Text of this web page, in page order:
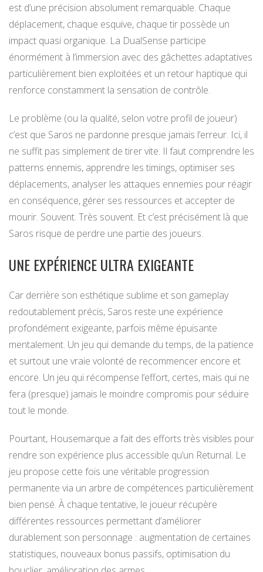
est d’une précision absolument remarquable. Chaque
déplacement, chaque esquive, chaque tir possède un
impact quasi organique. La DualSense participe
énormément à l’immersion avec des gâchettes adaptatives
particulièrement bien exploitées et un retour haptique qui
renforce constamment la sensation de contrôle.
Le problème (ou la qualité, selon votre profil de joueur)
c’est que Saros ne pardonne presque jamais l’erreur. Ici, il
ne suffit pas simplement de tirer vite. Il faut comprendre les
patterns ennemis, apprendre les timings, optimiser ses
déplacements, analyser les attaques ennemies pour réagir
en conséquence, gérer ses ressources et accepter de
mourir. Souvent. Très souvent. Et c’est précisément là que
Saros risque de perdre une partie des joueurs.
UNE EXPÉRIENCE ULTRA EXIGEANTE
Car derrière son esthétique sublime et son gameplay
redoutablement précis, Saros reste une expérience
profondément exigeante, parfois même épuisante
mentalement. Un jeu qui demande du temps, de la patience
et surtout une vraie volonté de recommencer encore et
encore. Un jeu qui récompense l’effort, certes, mais qui ne
fera (presque) jamais le moindre compromis pour séduire
tout le monde.
Pourtant, Housemarque a fait des efforts très visibles pour
rendre son expérience plus accessible qu’un Returnal. Le
jeu propose cette fois une véritable progression
permanente via un arbre de compétences particulièrement
bien pensé. À chaque tentative, le joueur récupère
différentes ressources permettant d’améliorer
durablement son personnage : augmentation de certaines
statistiques, nouveaux bonus passifs, optimisation du